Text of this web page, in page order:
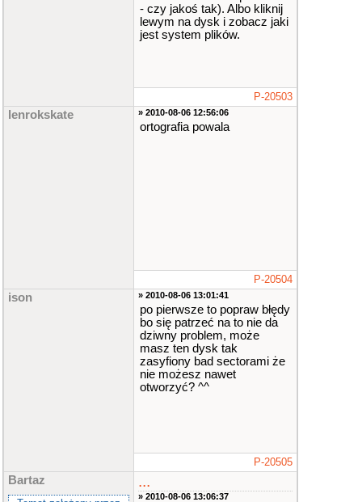
- czy jakoś tak). Albo kliknij
lewym na dysk i zobacz jaki
jest system plików.
P-20503
lenrokskate » 2010-08-06 12:56:06
ortografia powala
P-20504
ison » 2010-08-06 13:01:41
po pierwsze to popraw błędy
bo się patrzeć na to nie da
dziwny problem, może
masz ten dysk tak
zasyfiony bad sectorami że
nie możesz nawet
otworzyć? ^^
P-20505
Bartaz ...
» 2010-08-06 13:06:37